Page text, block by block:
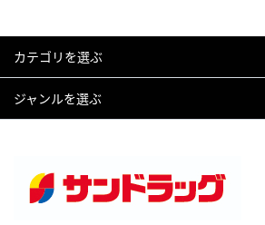
カテゴリを選ぶ
ジャンルを選ぶ